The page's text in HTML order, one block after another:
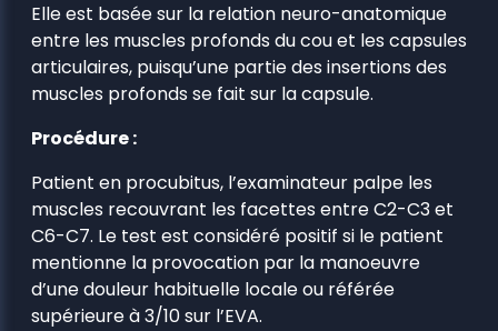
Elle est basée sur la relation neuro-anatomique
entre les muscles profonds du cou et les capsules
articulaires, puisqu’une partie des insertions des
muscles profonds se fait sur la capsule.
Procédure :
Patient en procubitus, l’examinateur palpe les
muscles recouvrant les facettes entre C2-C3 et
C6-C7. Le test est considéré positif si le patient
mentionne la provocation par la manoeuvre
d’une douleur habituelle locale ou référée
supérieure à 3/10 sur l’EVA.